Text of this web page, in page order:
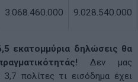
3.068.460.000 9.028.540.000
εκατομμύρια δηλώσεις θα
Δεν μας
πολίτες τι εισόδημα έχει